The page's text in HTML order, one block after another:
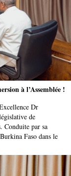
à l’Assemblée !
Dr
de
Conduite par sa
Faso dans le